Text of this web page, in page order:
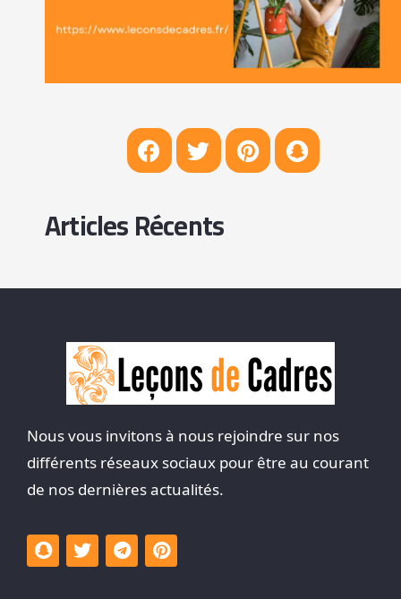
Articles Récents
Nous vous invitons à nous rejoindre sur nos
différents réseaux sociaux pour être au courant
de nos dernières actualités.